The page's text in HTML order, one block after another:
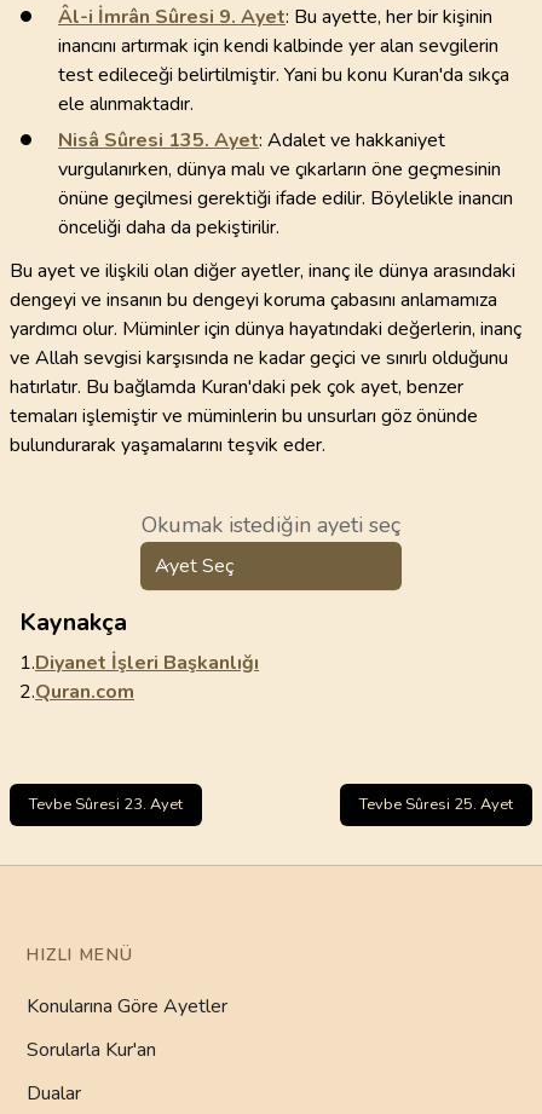
Âl-i İmrân Sûresi 9. Ayet: Bu ayette, her bir kişinin
inancını artırmak için kendi kalbinde yer alan sevgilerin
test edileceği belirtilmiştir. Yani bu konu Kuran'da sıkça
ele alınmaktadır.
Nisâ Sûresi 135. Ayet: Adalet ve hakkaniyet
vurgulanırken, dünya malı ve çıkarların öne geçmesinin
önüne geçilmesi gerektiği ifade edilir. Böylelikle inancın
önceliği daha da pekiştirilir.
Bu ayet ve ilişkili olan diğer ayetler, inanç ile dünya arasındaki
dengeyi ve insanın bu dengeyi koruma çabasını anlamamıza
yardımcı olur. Müminler için dünya hayatındaki değerlerin, inanç
ve Allah sevgisi karşısında ne kadar geçici ve sınırlı olduğunu
hatırlatır. Bu bağlamda Kuran'daki pek çok ayet, benzer
temaları işlemiştir ve müminlerin bu unsurları göz önünde
bulundurarak yaşamalarını teşvik eder.
Okumak istediğin ayeti seç
Ayet Seç
Kaynakça
1.Diyanet İşleri Başkanlığı
2.Quran.com
Tevbe Sûresi 23. Ayet Tevbe Sûresi 25. Ayet
HIZLI MENÜ
Konularına Göre Ayetler
Sorularla Kur'an
Dualar